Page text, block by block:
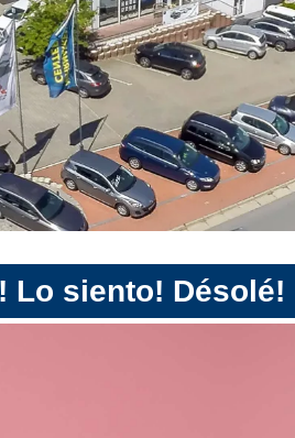
Lo siento! Désolé!